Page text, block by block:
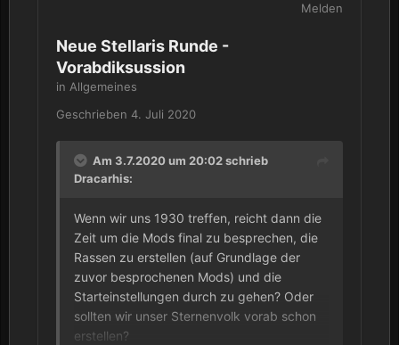
Melden
Neue Stellaris Runde -
Vorabdiksussion
in Allgemeines
Geschrieben 4. Juli 2020
Am 3.7.2020 um 20:02 schrieb
Dracarhis:
Wenn wir uns 1930 treffen, reicht dann die
Zeit um die Mods final zu besprechen, die
Rassen zu erstellen (auf Grundlage der
zuvor besprochenen Mods) und die
Starteinstellungen durch zu gehen? Oder
sollten wir unser Sternenvolk vorab schon
erstellen?